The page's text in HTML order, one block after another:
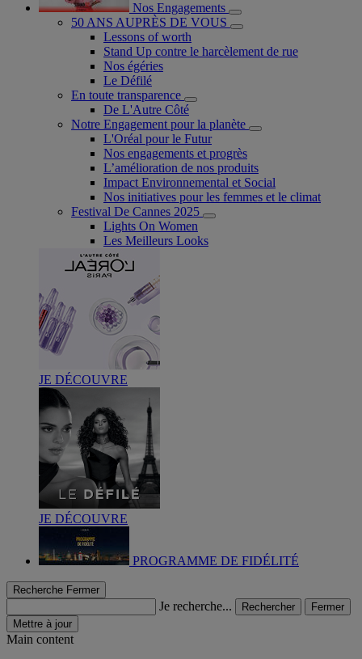
Nos Engagements
50 ANS AUPRÈS DE VOUS
Lessons of worth
Stand Up contre le harcèlement de rue
Nos égéries
Le Défilé
En toute transparence
De L'Autre Côté
Notre Engagement pour la planète
L'Oréal pour le Futur
Nos engagements et progrès
L’amélioration de nos produits
Impact Environnemental et Social
Nos initiatives pour les femmes et le climat
Festival De Cannes 2025
Lights On Women
Les Meilleurs Looks
JE DÉCOUVRE
JE DÉCOUVRE
PROGRAMME DE FIDÉLITÉ
Recherche Fermer
Je recherche... Rechercher
Fermer
Mettre à jour
Main content